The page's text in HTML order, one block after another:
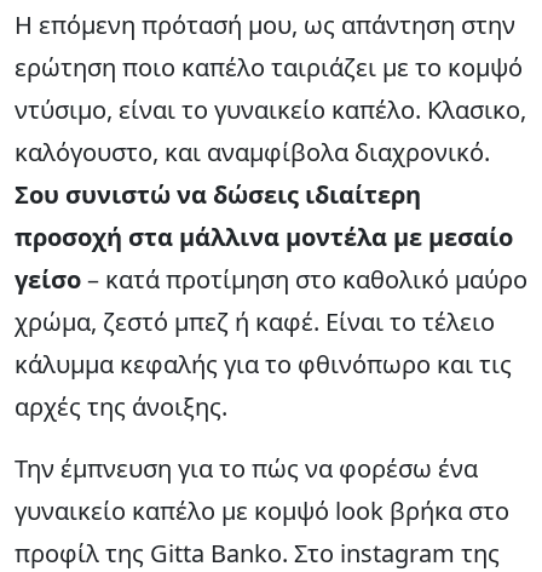
Η επόμενη πρότασή μου, ως απάντηση στην
ερώτηση ποιο καπέλο ταιριάζει με το κομψό
ντύσιμο, είναι το γυναικείο καπέλο. Κλασικο,
καλόγουστο, και αναμφίβολα διαχρονικό.
Σου συνιστώ να δώσεις ιδιαίτερη
προσοχή στα μάλλινα μοντέλα με μεσαίο
γείσο– κατά προτίμηση στο καθολικό μαύρο
χρώμα, ζεστό μπεζ ή καφέ. Είναι το τέλειο
κάλυμμα κεφαλής για το φθινόπωρο και τις
αρχές της άνοιξης.
Την έμπνευση για το πώς να φορέσω ένα
γυναικείο καπέλο με κομψό look βρήκα στο
προφίλ της Gitta Banko. Στο instagram της